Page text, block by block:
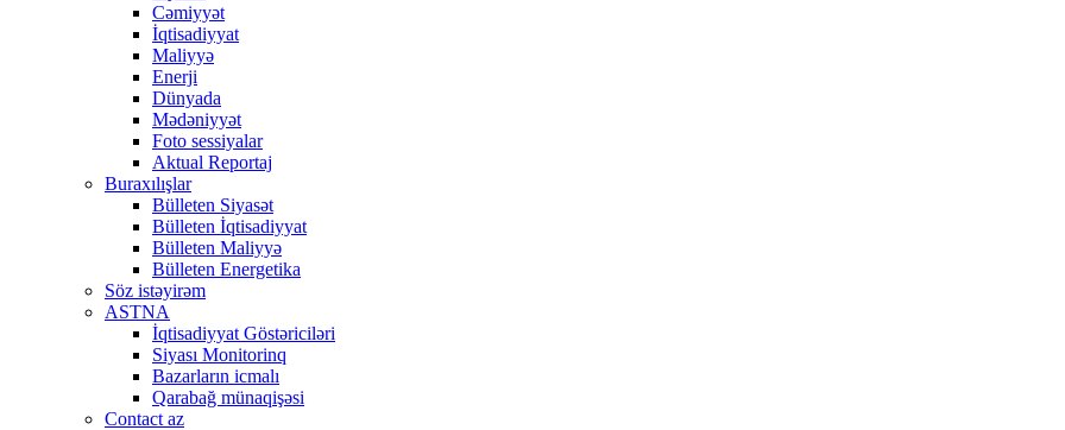
Cəmiyyət
İqtisadiyyat
Maliyyə
Enerji
Dünyada
Mədəniyyət
Foto sessiyalar
Aktual Reportaj
Buraxılışlar
Bülleten Siyasət
Bülleten İqtisadiyyat
Bülleten Maliyyə
Bülleten Energetika
Söz istəyirəm
ASTNA
İqtisadiyyat Göstəriciləri
Siyası Monitorinq
Bazarların icmalı
Qarabağ münaqişəsi
Contact az